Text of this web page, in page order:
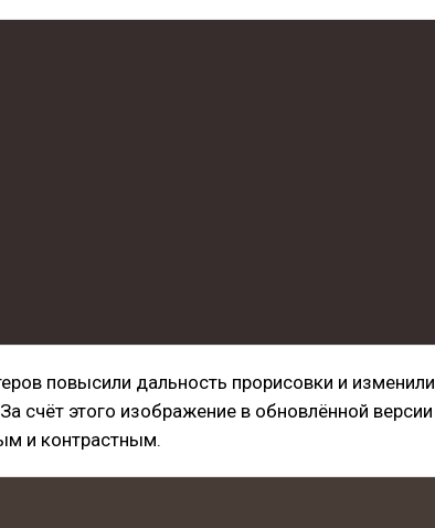
повысили дальность прорисовки и изменили
счёт этого изображение в обновлённой версии
и контрастным.